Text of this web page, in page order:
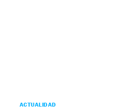
ACTUALIDAD